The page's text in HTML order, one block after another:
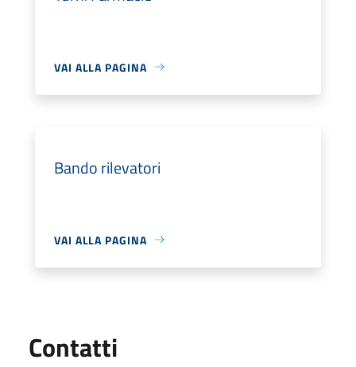
VAI ALLA PAGINA
Bando rilevatori
VAI ALLA PAGINA
Contatti